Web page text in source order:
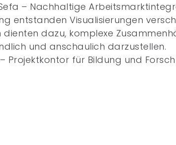
– Nachhaltige
entstanden Visualisierungen
dienten dazu, komplexe
und anschaulich darzustellen.
Projektkontor für Bildung und